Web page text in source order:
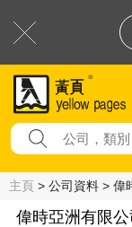
主頁 > 公司資料 > 偉
偉時亞洲有限公